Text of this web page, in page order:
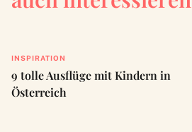
INSPIRATION
9 tolle Ausflüge mit Kindern in
Österreich